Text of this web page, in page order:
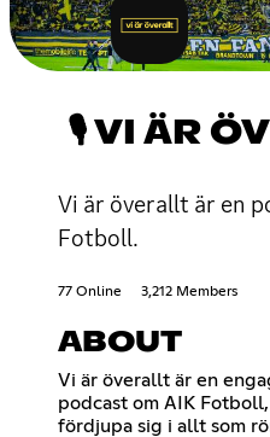
🎙 VI ÄR
Vi är överallt är en
Fotboll.
77 Online 3,212 Members
ABOUT
Vi är överallt är en
podcast om AIK
fördjupa sig i allt som